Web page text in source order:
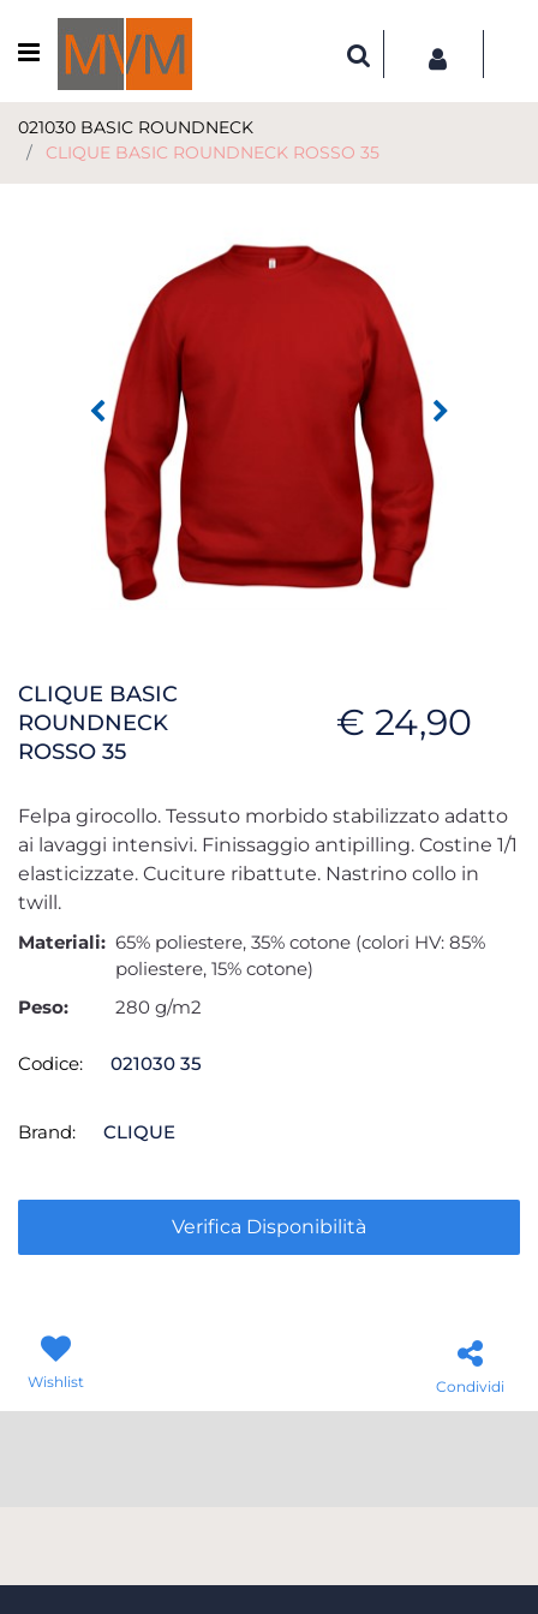
Open menu
021030 BASIC ROUNDNECK
CLIQUE BASIC ROUNDNECK ROSSO 35
CLIQUE BASIC
ROUNDNECK
ROSSO 35
€ 24,90
Felpa girocollo. Tessuto morbido stabilizzato adatto
ai lavaggi intensivi. Finissaggio antipilling. Costine 1/1
elasticizzate. Cuciture ribattute. Nastrino collo in
twill.
Materiali: 65% poliestere, 35% cotone (colori HV: 85%
poliestere, 15% cotone)
Peso:
280 g/m2
Codice: 021030 35
Brand: CLIQUE
Verifica Disponibilità
Wishlist Condividi